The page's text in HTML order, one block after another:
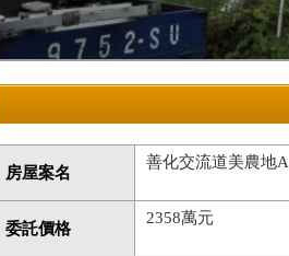
房屋案名
善化交流道美農地A
委託價格
2358萬元